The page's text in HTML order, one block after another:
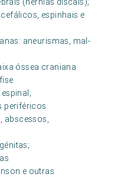
espinhais e
aneurismas, mal-
óssea craniana
periféricos
abscessos,
e outras